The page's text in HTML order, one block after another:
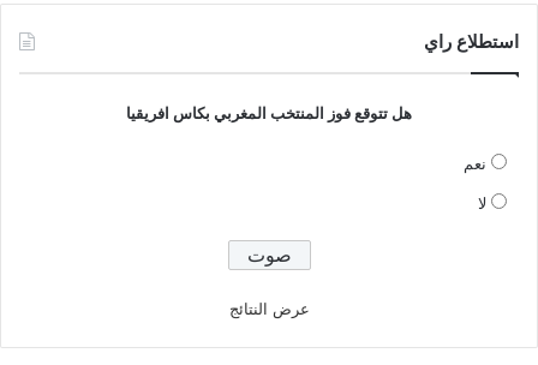
استطلاع راي
هل تتوقع فوز المنتخب المغربي بكاس افريقيا
نعم
لا
عرض النتائج